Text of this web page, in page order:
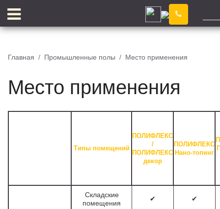
Иркутск
ПИГМЕНТ
Главная Промышленные полы Место применения
Место применения
Типы помещений
ПОЛИФЛЕКС
/
ПОЛИФЛЕКС
декор
ПОЛИФЛЕКС
Нано-топинг
Складские
помещения
✔ ✔